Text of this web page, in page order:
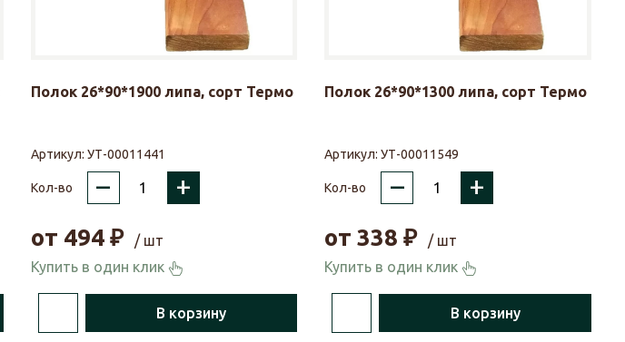
Полок 26*90*1900 липа, сорт Термо
Артикул: УТ-00011441
Кол-во – +
от 494₽
/ шт
Купить в один клик
В корзину
Полок 26*90*1300 липа, сорт Термо
Артикул:УТ-00011549
Кол-во – +
от338 ₽
/ шт
Купить в один клик
В корзину